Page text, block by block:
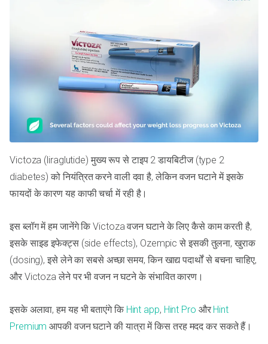
Victoza (liraglutide) मुख्य रूप से टाइप 2 डायबिटीज (type 2
diabetes) को नियंत्रित करने वाली दवा है, लेकिन वजन घटाने में इसके
फायदों के कारण यह काफी चर्चा में रही है।
इस ब्लॉग में हम जानेंगे कि Victoza वजन घटाने के लिए कैसे काम करती है,
इसके साइड इफेक्ट्स (side effects), Ozempic से इसकी तुलना, खुराक
(dosing), इसे लेने का सबसे अच्छा समय, किन खाद्य पदार्थों से बचना चाहिए,
और Victoza लेने पर भी वजन न घटने के संभावित कारण।
इसके अलावा, हम यह भी बताएंगे कि Hint app, Hint Pro और Hint
Premium आपकी वजन घटाने की यात्रा में किस तरह मदद कर सकते हैं।